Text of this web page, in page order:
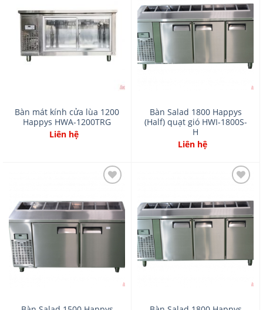
to
wishlist
Bàn mát kính cửa lùa 1200
Happys HWA-1200TRG
Liên hệ
Add
to
wishlist
Bàn Salad 1800 Happys
(Half) quạt gió HWI-1800S-
H
Liên hệ
Add
to
Add
to
wishlist